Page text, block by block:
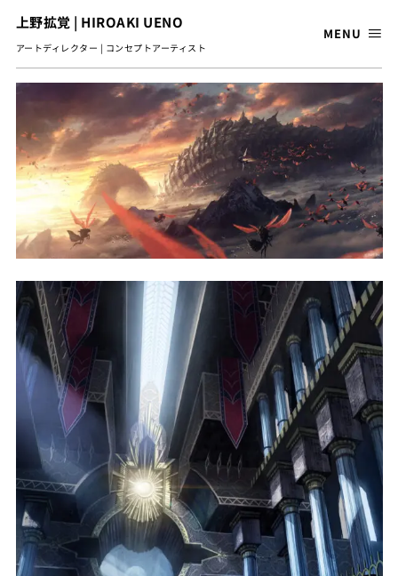
上野拡覚 | HIROAKI UENO
アートディレクター | コンセプトアーティスト
MENU